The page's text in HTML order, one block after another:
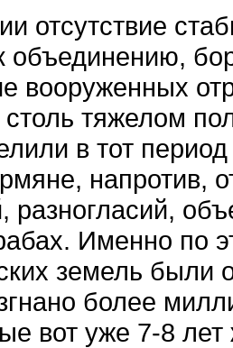
отсутствие
объе­динению,
вооруженных
тяжелом
в тот
напротив,
разногласий,
Именно по
земель были
более
вот уже 7-8 лет